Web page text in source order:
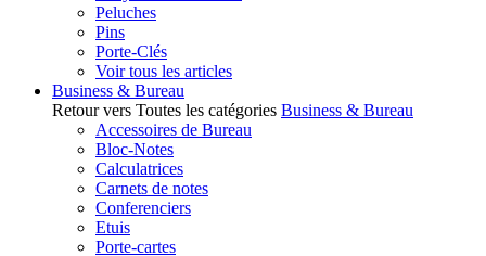
Peluches
Pins
Porte-Clés
Voir tous les articles
Business & Bureau
Retour vers Toutes les catégories Business & Bureau
Accessoires de Bureau
Bloc-Notes
Calculatrices
Carnets de notes
Conferenciers
Etuis
Porte-cartes